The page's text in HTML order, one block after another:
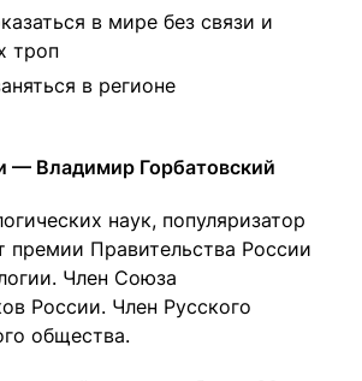
в мире без связи и
троп
в регионе
— Владимир Горбатовский
наук, популяризатор
премии Правительства России
Член Союза
России. Член Русского
общества.